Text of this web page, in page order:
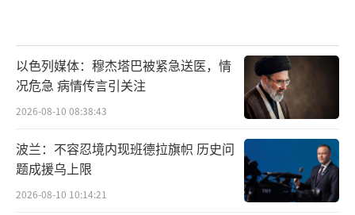
以色列媒体：穆杰塔巴被紧急送医，情
况危急 病情传言引关注
2026-08-10 08:38:43
波兰：不容忍境内现班德拉旗帜 历史问
题成援乌上限
2026-08-10 10:14:21